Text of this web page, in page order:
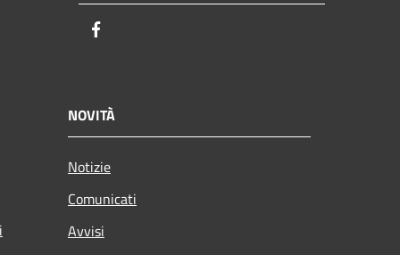
NOVITÀ
Notizie
Comunicati
Avvisi